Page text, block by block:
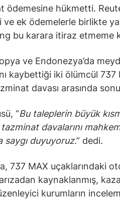
ödemesine hükmetti.
ek ödemelerle birlikte
bu karara itiraz etmeme
ve Endonezya’da
kaybettiği iki ölümcül 737
davası arasında
“Bu taleplerin büyük
davalarını
saygı duyuyoruz.” dedi.
737 MAX uçaklarındaki
kaynaklanmış,
kurumların